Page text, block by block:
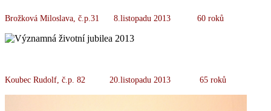
Brožková Miloslava, č.p.31 8.listopadu 2013 60 roků
Koubec Rudolf, č.p. 82 20.listopadu 2013 65 roků